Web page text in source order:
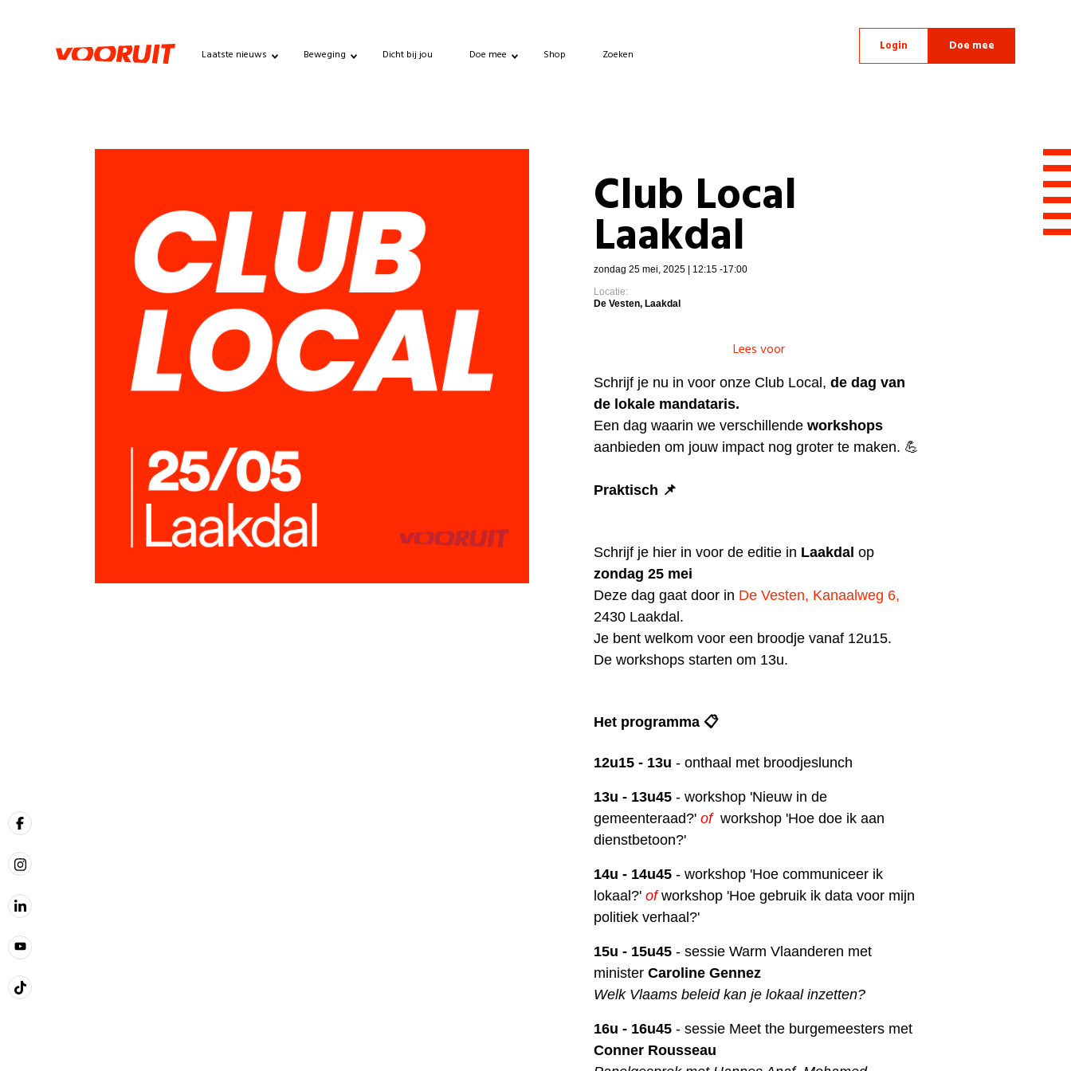
Laatste nieuws Beweging Dicht bij jou Doe mee Shop Zoeken
Login Doe mee
Club Local
Laakdal
zondag 25 mei, 2025 | 12:15 -17:00
Locatie:
De Vesten, Laakdal
Lees voor
Schrijf je nu in voor onze Club Local, de dag van
de lokale mandataris.
Een dag waarin we verschillende workshops
aanbieden om jouw impact nog groter te maken. 💪
Praktisch 📌
Schrijf je hier in voor de editie in Laakdal op
zondag 25 mei
Deze dag gaat door in De Vesten, Kanaalweg 6,
2430 Laakdal.
Je bent welkom voor een broodje vanaf 12u15.
De workshops starten om 13u.
Het programma 📋
12u15 - 13u - onthaal met broodjeslunch
13u - 13u45 - workshop 'Nieuw in de
gemeenteraad?' of workshop 'Hoe doe ik aan
dienstbetoon?'
14u - 14u45 - workshop 'Hoe communiceer ik
lokaal?' ofworkshop 'Hoe gebruik ik data voor mijn
politiek verhaal?'
15u - 15u45 - sessie Warm Vlaanderen met
minister Caroline Gennez
Welk Vlaams beleid kan je lokaal inzetten?
16u - 16u45 - sessie Meet the burgemeesters met
Conner Rousseau